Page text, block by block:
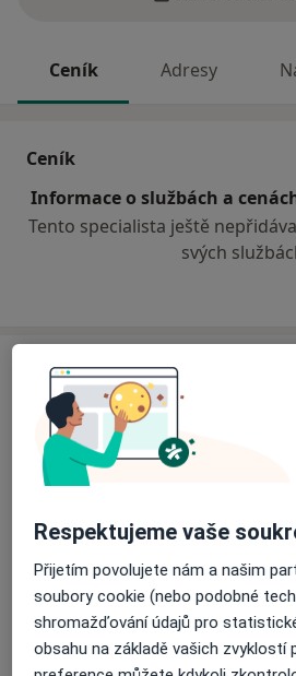
Ceník Adresy
Ceník
Informace o službách a
Tento specialista ještě
svých
Adresa
Zubní ordinace s
Příčná 5, Karlovy Vary
se
Dostupnost
Na této adrese online
Co mám v takové situaci
Respektujeme vaše
Přijetím povolujete nám a našim
soubory cookie (nebo podobné
shromažďování údajů pro
obsahu na základě vašich zvyklostí